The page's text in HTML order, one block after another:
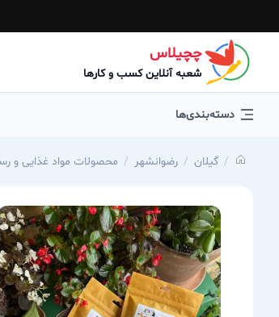
چچیلاس
شعبه آنلاین کسب و کارها
دسته‌بندی‌ها
گیلان رضوانشهر محصولات مواد غذایی و